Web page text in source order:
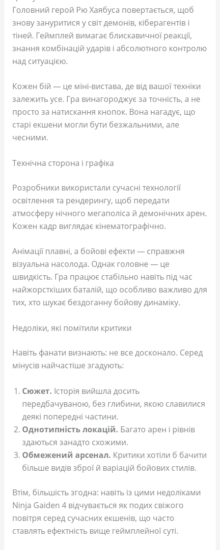
Головний герой Рю Хаябуса повертається, щоб
знову зануритися у світ демонів, кіберагентів і
тіней. Геймплей вимагає блискавичної реакції,
знання комбінацій ударів і абсолютного контролю
над ситуацією.
Кожен бій — це міні-вистава, де від вашої техніки
залежить усе. Гра винагороджує за точність, а не
просто за натискання кнопок. Вона нагадує, що
старі екшени могли бути безжальними, але
чесними.
Технічна сторона і графіка
Розробники використали сучасні технології
освітлення та рендерингу, щоб передати
атмосферу нічного мегаполіса й демонічних арен.
Кожен кадр виглядає кінематографічно.
Анімації плавні, а бойові ефекти — справжня
візуальна насолода. Однак головне — це
швидкість. Гра працює стабільно навіть під час
найжорсткіших баталій, що особливо важливо для
тих, хто шукає бездоганну бойову динаміку.
Недоліки, які помітили критики
Навіть фанати визнають: не все досконало. Серед
мінусів найчастіше згадують:
Сюжет. Історія вийшла досить
передбачуваною, без глибини, якою славилися
деякі попередні частини.
Однотипність локацій. Багато арен і рівнів
здаються занадто схожими.
Обмежений арсенал. Критики хотіли б бачити
більше видів зброї й варіацій бойових стилів.
Втім, більшість згодна: навіть із цими недоліками
Ninja Gaiden 4 відчувається як подих свіжого
повітря серед сучасних екшенів, що часто
ставлять ефектність вище геймплейної суті.